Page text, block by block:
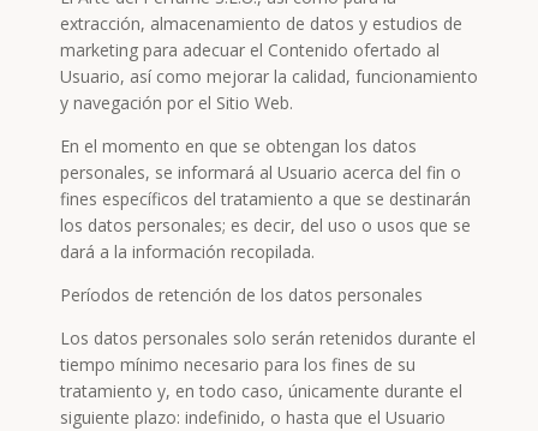
extracción, almacenamiento de datos y estudios de
marketing para adecuar el Contenido ofertado al
Usuario, así como mejorar la calidad, funcionamiento
y navegación por el Sitio Web.
En el momento en que se obtengan los datos
personales, se informará al Usuario acerca del fin o
fines específicos del tratamiento a que se destinarán
los datos personales; es decir, del uso o usos que se
dará a la información recopilada.
Períodos de retención de los datos personales
Los datos personales solo serán retenidos durante el
tiempo mínimo necesario para los fines de su
tratamiento y, en todo caso, únicamente durante el
siguiente plazo: indefinido, o hasta que el Usuario